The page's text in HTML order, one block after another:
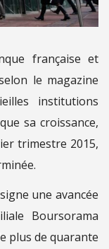
française et
le magazine
institutions
sa croissance,
trimestre 2015,
une avancée
Boursorama
plus de quarante